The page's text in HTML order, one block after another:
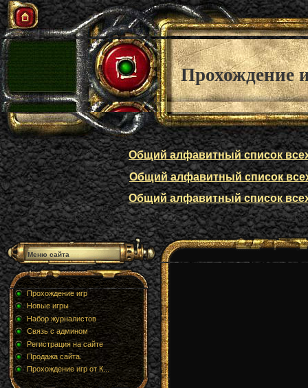
Прохождение
Общий алфавитный список
Общий алфавитный список
Общий алфавитный список
Меню сайта
Прохождение игр
Новые игры
Набор журналистов
Связь с админом
Регистрация на сайте
Продажа сайта.
Прохождение игр от К...